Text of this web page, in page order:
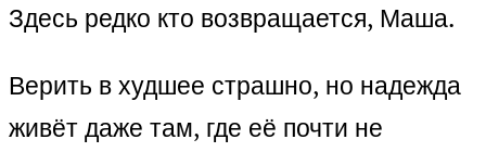
Здесь редко кто возвращается, Маша.
Верить в худшее страшно, но надежда
живёт даже там, где её почти не